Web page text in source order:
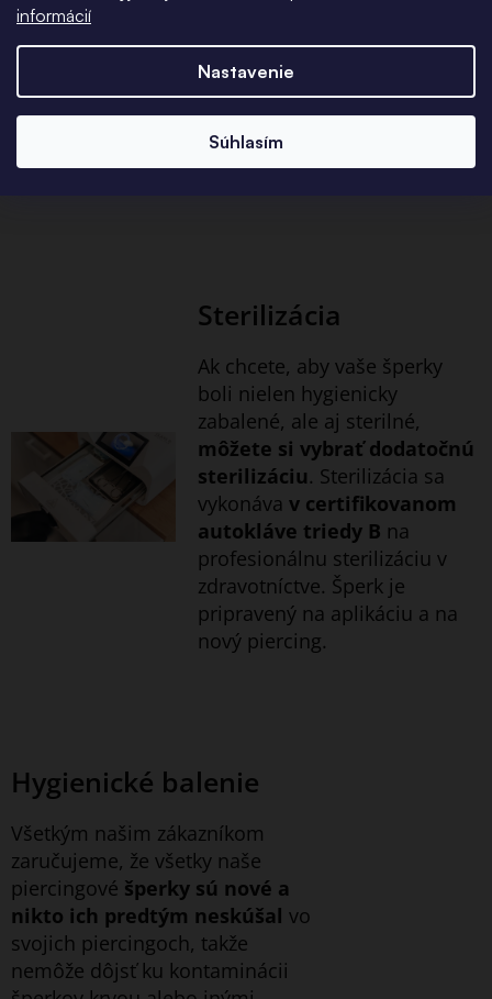
informácií
Nastavenie
Súhlasím
vytiahnite smerom von.
Doplnkové služby
Sterilizácia
Ak chcete, aby vaše šperky
boli nielen hygienicky
zabalené, ale aj sterilné,
môžete si vybrať dodatočnú
sterilizáciu. Sterilizácia sa
vykonáva v certifikovanom
autokláve triedy B na
profesionálnu sterilizáciu v
zdravotníctve. Šperk je
pripravený na aplikáciu a na
nový piercing.
Hygienické balenie
Všetkým našim zákazníkom
zaručujeme, že všetky naše
piercingové šperky sú nové a
nikto ich predtým neskúšal vo
svojich piercingoch, takže
nemôže dôjsť ku kontaminácii